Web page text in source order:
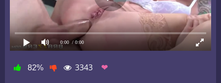
0:00 / 0:00
82% 3343 ❤